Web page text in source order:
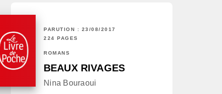
PARUTION : 23/08/2017
224 PAGES
ROMANS
BEAUX RIVAGES
Nina Bouraoui